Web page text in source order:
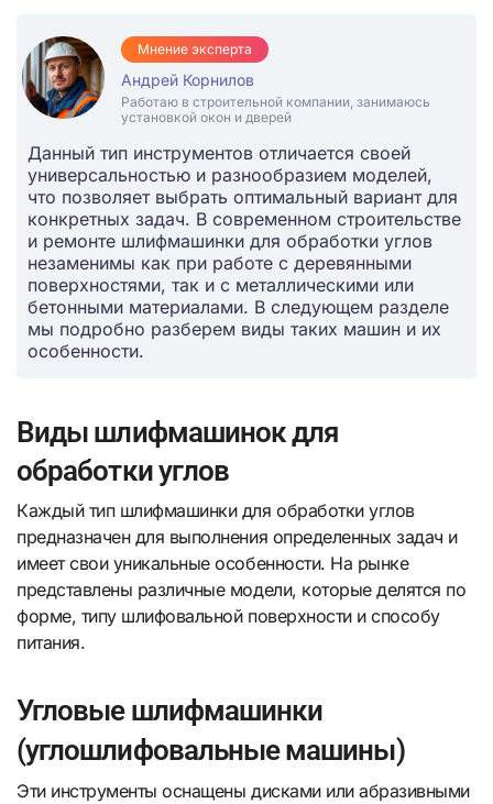
Мнение эксперта
Андрей Корнилов
Работаю в строительной компании, занимаюсь
установкой окон и дверей
Данный тип инструментов отличается своей
универсальностью и разнообразием моделей,
что позволяет выбрать оптимальный вариант для
конкретных задач. В современном строительстве
и ремонте шлифмашинки для обработки углов
незаменимы как при работе с деревянными
поверхностями, так и с металлическими или
бетонными материалами. В следующем разделе
мы подробно разберем виды таких машин и их
особенности.
Виды шлифмашинок для
обработки углов
Каждый тип шлифмашинки для обработки углов
предназначен для выполнения определенных задач и
имеет свои уникальные особенности. На рынке
представлены различные модели, которые делятся по
форме, типу шлифовальной поверхности и способу
питания.
Угловые шлифмашинки
(углошлифовальные машины)
Эти инструменты оснащены дисками или абразивными